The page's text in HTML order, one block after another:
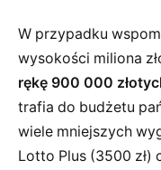
W przypadku
wysokości miliona
rękę 900 000
trafia do budżetu
wiele mniejszych
Lotto Plus (3500 zł)